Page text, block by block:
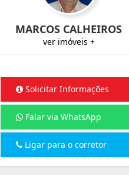
MARCOS CALHEIROS
ver imóveis +
Solicitar Informações
Falar via WhatsApp
Ligar para o corretor